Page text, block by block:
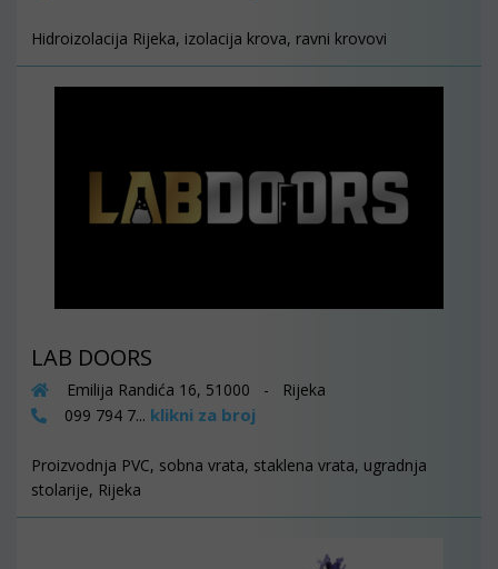
Hidroizolacija Rijeka, izolacija krova, ravni krovovi
LAB DOORS
Emilija Randića 16, 51000 - Rijeka
099 794 7... klikni za broj
Proizvodnja PVC, sobna vrata, staklena vrata, ugradnja
stolarije, Rijeka